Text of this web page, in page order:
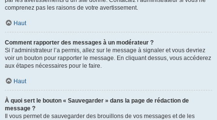
comprenez pas les raisons de votre avertissement.
Haut
Comment rapporter des messages à un modérateur ?
Si l’administrateur l’a permis, allez sur le message à signaler et vous devriez
voir un bouton pour rapporter le message. En cliquant dessus, vous accéderez
aux étapes nécessaires pour le faire.
Haut
À quoi sert le bouton « Sauvegarder » dans la page de rédaction de
message ?
Il vous permet de sauvegarder des brouillons de vos messages et de les